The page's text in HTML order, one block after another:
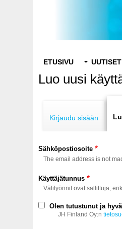
navigation
ETUSIVU UUTISET
Luo uusi
tabs
Kirjaudu sisään
Sähköpostiosoite
The email address is not
Käyttäjätunnus
Välilyönnit ovat sallittuja;
Olen tutustunut ja
JH Finland Oy:n